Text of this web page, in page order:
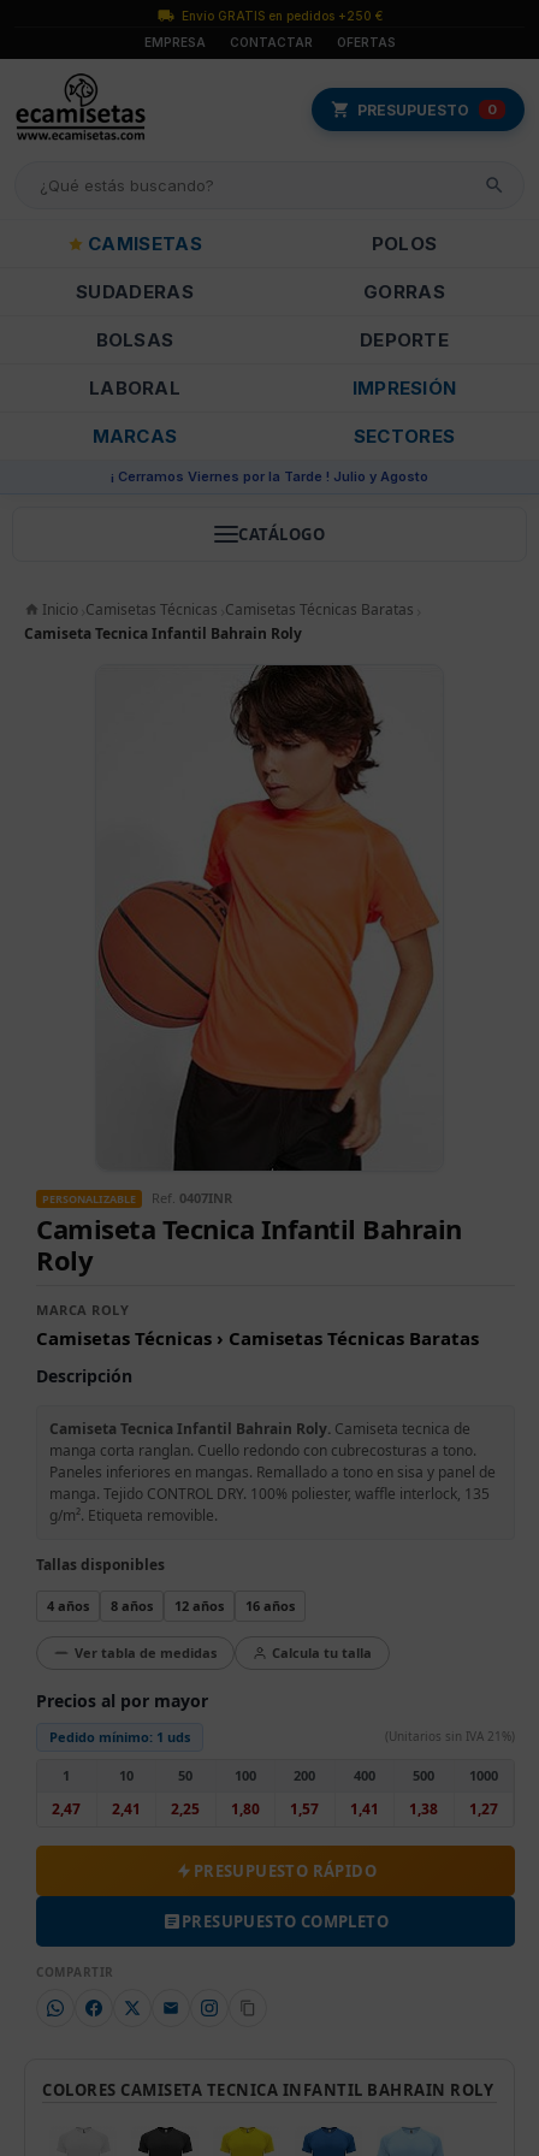
Envío GRATIS en pedidos +250 €
EMPRESA
CONTACTAR OFERTAS
PRESUPUESTO 0
CAMISETAS POLOS
SUDADERAS GORRAS
BOLSAS DEPORTE
LABORAL IMPRESIÓN
MARCAS SECTORES
¡ Cerramos Viernes por la Tarde ! Julio y Agosto
CATÁLOGO
Inicio Camisetas Técnicas Camisetas Técnicas Baratas
Camiseta Tecnica Infantil Bahrain Roly
PERSONALIZABLE Ref. 0407INR
Camiseta Tecnica Infantil Bahrain
Roly
MARCA ROLY
Camisetas Técnicas › Camisetas Técnicas Baratas
Descripción
Camiseta Tecnica Infantil Bahrain Roly. Camiseta tecnica de
manga corta ranglan. Cuello redondo con cubrecosturas a tono.
Paneles inferiores en mangas. Remallado a tono en sisa y panel de
manga. Tejido CONTROL DRY. 100% poliester, waffle interlock, 135
g/m². Etiqueta removible.
Tallas disponibles
4 años 8 años 12 años 16 años
Ver tabla de medidas Calcula tu talla
Precios al por mayor
Pedido mínimo: 1 uds (Unitarios sin IVA 21%)
1
2,47
10
2,41
50
2,25
100
1,80
200
1,57
400
1,41
500
1,38
1000
1,27
PRESUPUESTO RÁPIDO
PRESUPUESTO COMPLETO
COMPARTIR
COLORES CAMISETA TECNICA INFANTIL BAHRAIN ROLY